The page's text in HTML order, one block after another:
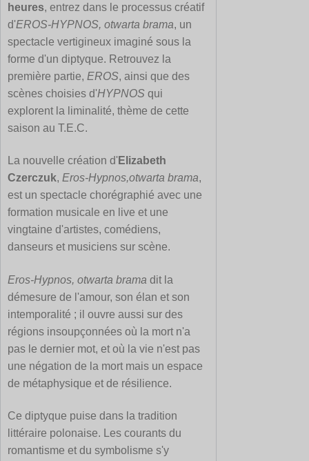
heures, entrez dans le processus créatif
d'EROS-HYPNOS, otwarta brama, un
spectacle vertigineux imaginé sous la
forme d'un diptyque. Retrouvez la
première partie, EROS, ainsi que des
scènes choisies d'HYPNOS qui
explorent la liminalité, thème de cette
saison au T.E.C.
La nouvelle création d' Elizabeth
Czerczuk, Eros-Hypnos,otwarta brama,
est un spectacle chorégraphié avec une
formation musicale en live et une
vingtaine d'artistes, comédiens,
danseurs et musiciens sur scène.
Eros-Hypnos, otwarta brama dit la
démesure de l'amour, son élan et son
intemporalité ; il ouvre aussi sur des
régions insoupçonnées où la mort n'a
pas le dernier mot, et où la vie n'est pas
une négation de la mort mais un espace
de métaphysique et de résilience.
Ce diptyque puise dans la tradition
littéraire polonaise. Les courants du
romantisme et du symbolisme s'y